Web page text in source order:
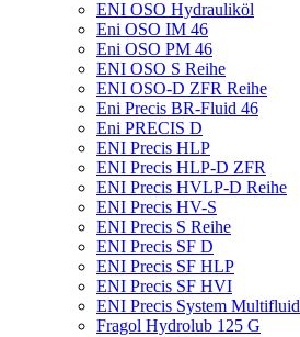
ENI OSO Hydrauliköl
Eni OSO IM 46
Eni OSO PM 46
ENI OSO S Reihe
ENI OSO-D ZFR Reihe
Eni Precis BR-Fluid 46
Eni PRECIS D
ENI Precis HLP
ENI Precis HLP-D ZFR
ENI Precis HVLP-D Reihe
ENI Precis HV-S
ENI Precis S Reihe
ENI Precis SF D
ENI Precis SF HLP
ENI Precis SF HVI
ENI Precis System Multifluid
Fragol Hydrolub 125 G